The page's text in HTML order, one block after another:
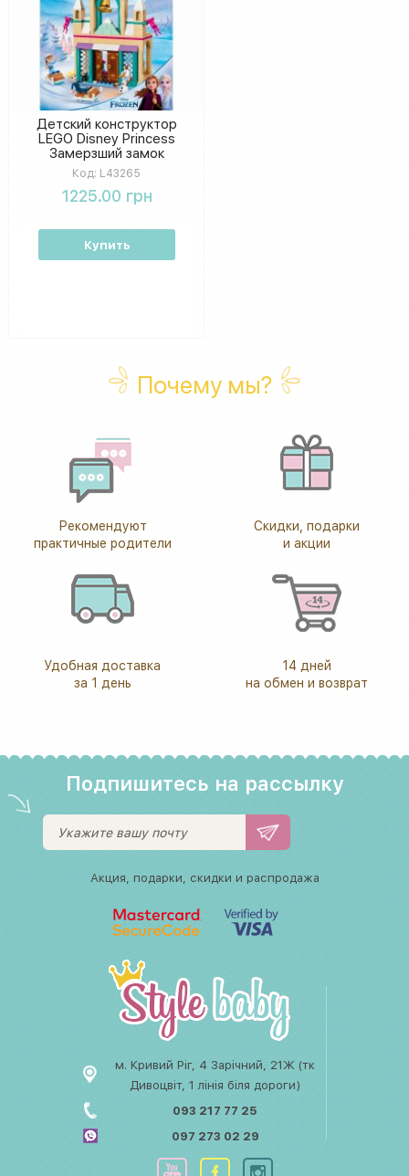
Детский конструктор
LEGO Disney Princess
Замерзший замок
Аренделл, игровой набор
для сюжетной игры и
творчества, 177
Код: L43265
1225.00 грн
Купить
Почему мы?
Рекомендуют
практичные родители
Скидки, подарки
и акции
Удобная доставка
за 1 день
14 дней
на обмен и возврат
Подпишитесь на рассылку
Акция, подарки, скидки и распродажа
м. Кривий Ріг, 4 Зарічний, 21Ж (тк
Дивоцвіт, 1 лінія біля дороги)
093 217 77 25
097 273 02 29